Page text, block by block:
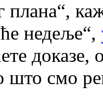
плана“,
недеље“,
доказе,
што смо